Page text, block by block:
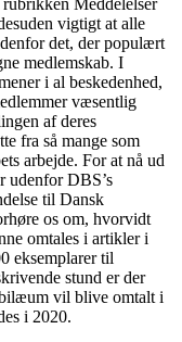
vigtigt at alle
det, der populært
medlemskab. I
i al beskedenhed,
væsentlig
af deres
fra så mange som
arbejde. For at nå ud
udenfor DBS’s
til Dansk
os om, hvorvidt
omtales i artikler i
eksemplarer til
stund er der
vil blive omtalt i
i 2020.